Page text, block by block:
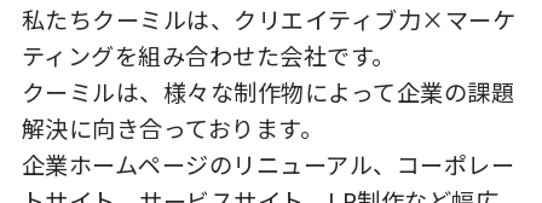
私たちクーミルは、クリエイティブ力×マーケ
ティングを組み合わせた会社です。
クーミルは、様々な制作物によって企業の課題
解決に向き合っております。
企業ホームページのリニューアル、コーポレー